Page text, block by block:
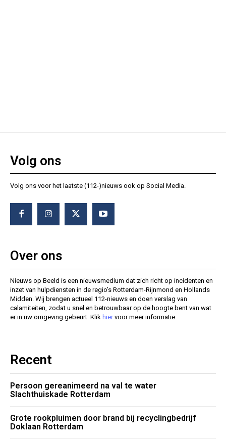
Volg ons
Volg ons voor het laatste (112-)nieuws ook op Social Media.
Over ons
Nieuws op Beeld is een nieuwsmedium dat zich richt op incidenten en
inzet van hulpdiensten in de regio’s Rotterdam-Rijnmond en Hollands
Midden. Wij brengen actueel 112-nieuws en doen verslag van
calamiteiten, zodat u snel en betrouwbaar op de hoogte bent van wat
er in uw omgeving gebeurt. Klik hiervoor meer informatie.
Recent
Persoon gereanimeerd na val te water
Slachthuiskade Rotterdam
Grote rookpluimen door brand bij recyclingbedrijf
Doklaan Rotterdam